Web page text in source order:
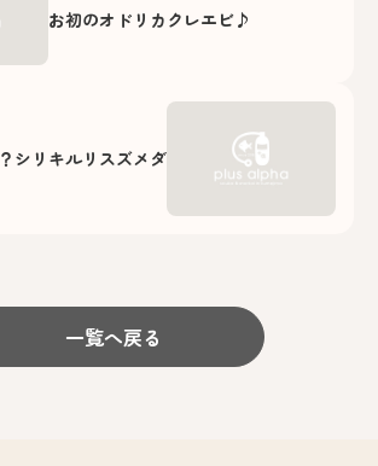
お初のオドリカクレエビ♪
シリキルリスズメダ
一覧へ戻る